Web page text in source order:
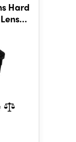
Hard